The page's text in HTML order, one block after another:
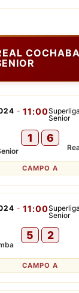
Senior
- 11:00
1 6
CAMPO A
Senior
- 11:00
5 2
CAMPO A